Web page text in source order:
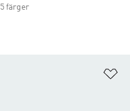
5 färger